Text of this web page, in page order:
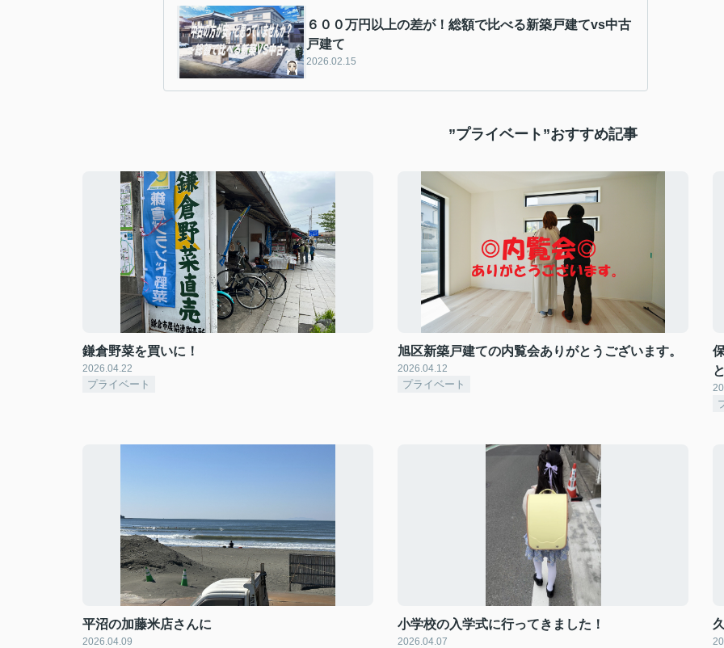
６００万円以上の差が！総額で比べる新築戸建てvs中古
戸建て
2026.02.15
”プライベート”おすすめ記事
鎌倉野菜を買いに！
2026.04.22
プライベート
旭区新築戸建ての内覧会ありがとうございます。
2026.04.12
プライベート
平沼の加藤米店さんに
2026.04.09
小学校の入学式に行ってきました！
2026.04.07